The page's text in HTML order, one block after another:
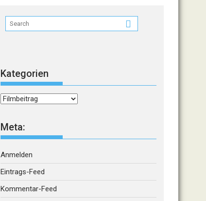
Kategorien
Kategorien
Meta:
Anmelden
Eintrags-Feed
Kommentar-Feed